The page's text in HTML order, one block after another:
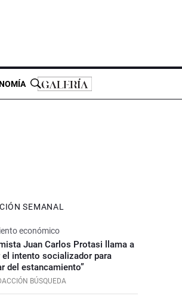
SEMANAL
económico
Juan Carlos Protasi llama a
el intento socializador para
del estancamiento”
BÚSQUEDA